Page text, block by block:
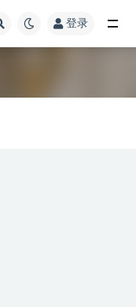
登录